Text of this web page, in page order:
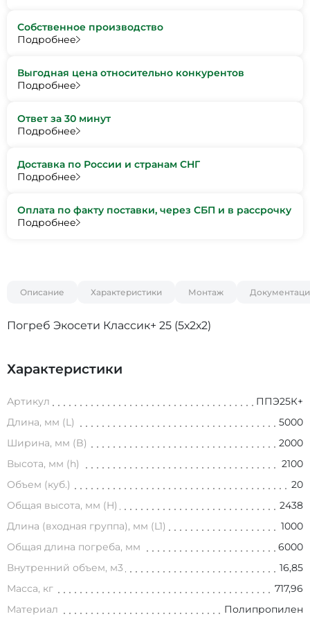
Собственное производство
Подробнее
Выгодная цена относительно конкурентов
Подробнее
Ответ за 30 минут
Подробнее
Доставка по России и странам СНГ
Подробнее
Оплата по факту поставки, через СБП и в рассрочку
Подробнее
Описание Характеристики Монтаж
Погреб Экосети Классик+ 25 (5х2х2)
Характеристики
Артикул
ППЭ25К+
Длина, мм (L)
5000
Ширина, мм (B)
2000
Высота, мм (h)
2100
Объем (куб.)
20
Общая высота, мм (H)
2438
Длина (входная группа), мм (L1)
1000
Общая длина погреба, мм
6000
Внутренний объем, м3
16,85
Масса, кг
717,96
Материал
Полипропилен